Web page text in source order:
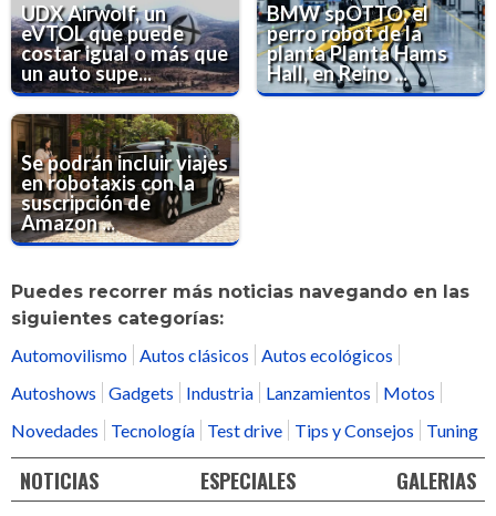
UDX Airwolf, un
eVTOL que puede
costar igual o más que
un auto supe...
BMW spOTTO, el
perro robot de la
planta Planta Hams
Hall, en Reino ...
Se podrán incluir viajes
en robotaxis con la
suscripción de
Amazon ...
Puedes recorrer más noticias navegando en las
siguientes categorías:
Automovilismo Autos clásicos
Autos ecológicos
Autoshows
Gadgets Industria Lanzamientos
Motos
Novedades
Tecnología Test drive Tips y Consejos Tuning
NOTICIAS ESPECIALES GALERIAS